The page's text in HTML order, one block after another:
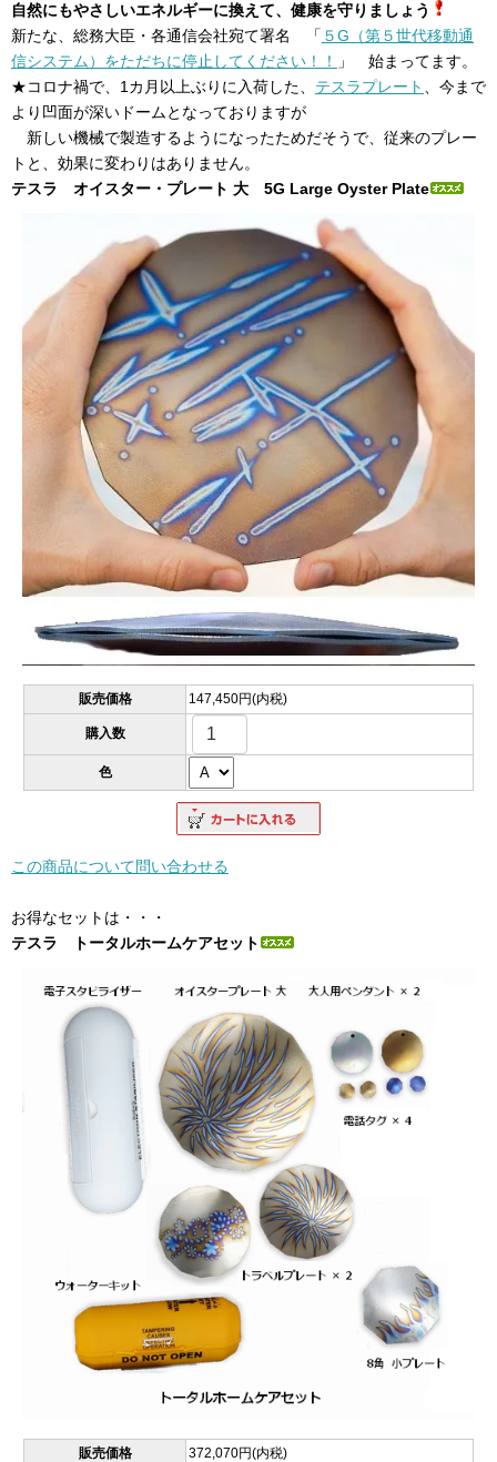
自然にもやさしいエネルギーに換えて、健康を守りましょう
新たな、総務大臣・各通信会社宛て署名 「 ５G（第５世代移動通
信システム）をただちに停止してください！！
」 始まってます。
★コロナ禍で、1カ月以上ぶりに入荷した、 テスラプレート
、今まで
より凹面が深いドームとなっておりますが
新しい機械で製造するようになったためだそうで、従来のプレー
トと、効果に変わりはありません。
テスラ オイスター・プレート 大 5G Large Oyster Plate
販売価格 147,450円(内税)
購入数
色
この商品について問い合わせる
お得なセットは・・・
テスラ トータルホームケアセット
販売価格 372,070円(内税)